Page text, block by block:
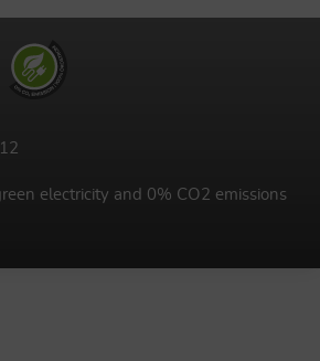
electricity and 0% CO2 emissions